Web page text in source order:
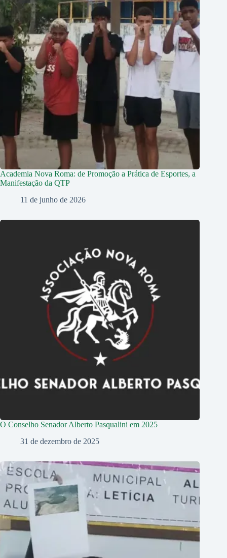
Academia Nova Roma: de Promoção a Prática de Esportes, a
Manifestação da QTP
11 de junho de 2026
O Conselho Senador Alberto Pasqualini em 2025
31 de dezembro de 2025